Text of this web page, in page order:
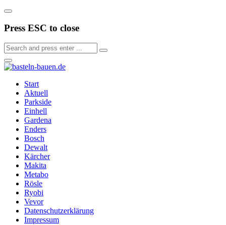
Press ESC to close
Start
Aktuell
Parkside
Einhell
Gardena
Enders
Bosch
Dewalt
Kärcher
Makita
Metabo
Rösle
Ryobi
Vevor
Datenschutzerklärung
Impressum